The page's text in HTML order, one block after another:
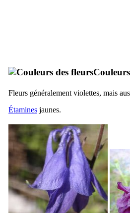
Fleurs généralement violettes, mais
Étamines jaunes.